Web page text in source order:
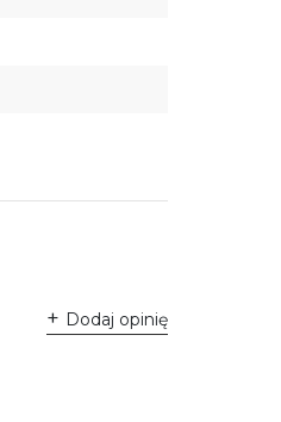
Dodaj opinię